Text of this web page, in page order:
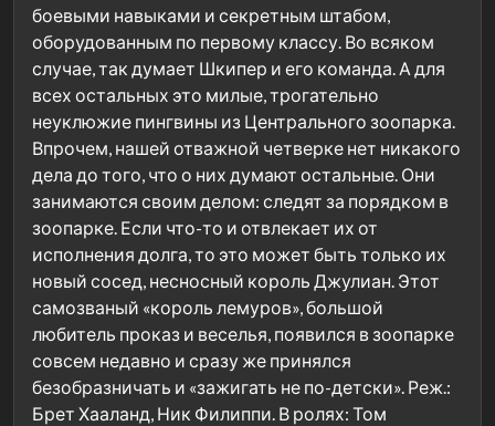
боевыми навыками и секретным штабом,
оборудованным по первому классу. Во всяком
случае, так думает Шкипер и его команда. А для
всех остальных это милые, трогательно
неуклюжие пингвины из Центрального зоопарка.
Впрочем, нашей отважной четверке нет никакого
дела до того, что о них думают остальные. Они
занимаются своим делом: следят за порядком в
зоопарке. Если что-то и отвлекает их от
исполнения долга, то это может быть только их
новый сосед, несносный король Джулиан. Этот
самозваный «король лемуров», большой
любитель проказ и веселья, появился в зоопарке
совсем недавно и сразу же принялся
безобразничать и «зажигать не по-детски». Реж.:
Брет Хааланд, Ник Филиппи. В ролях: Том